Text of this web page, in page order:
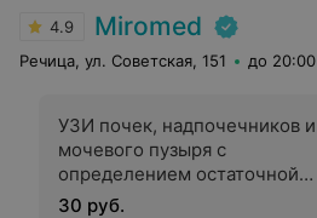
4.9 Miromed
Речица, ул. Советская, 151 до 20:00
УЗИ почек, надпочечников и
мочевого пузыря с
определением остаточной
мочи
30 руб.